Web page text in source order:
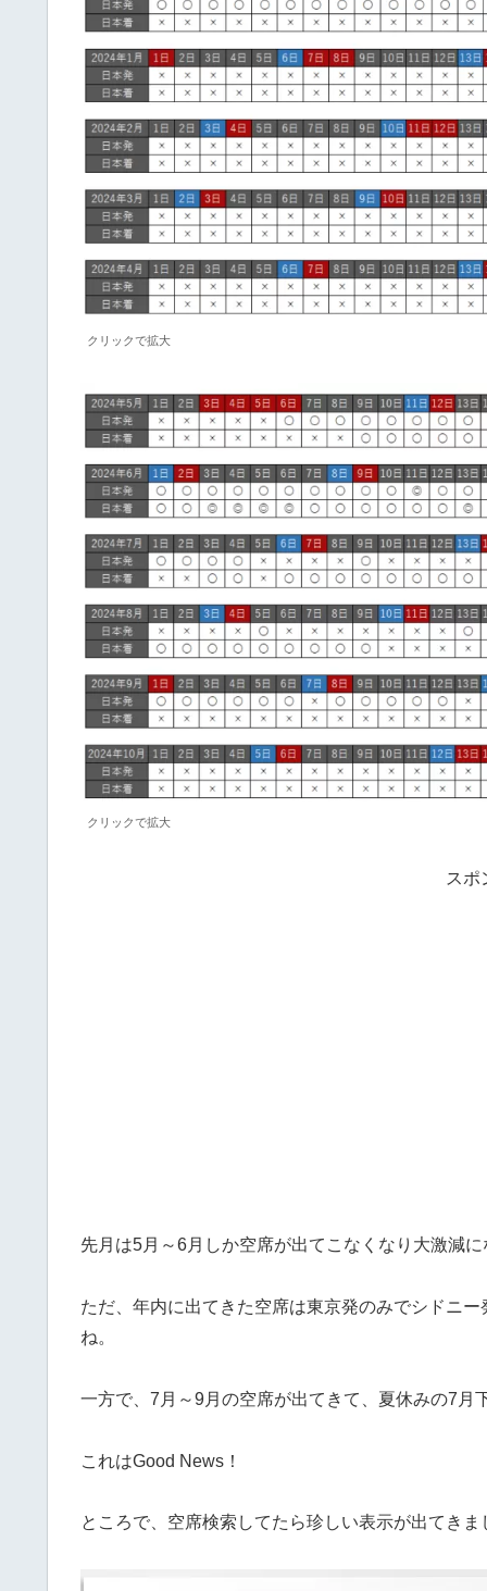
クリックで拡大
クリックで拡大
スポ
先月は5月～6月しか空席が出てこなくなり大激減
ただ、年内に出てきた空席は東京発のみでシドニ
ね。
一方で、7月～9月の空席が出てきて、夏休みの7
これはGood News！
ところで、空席検索してたら珍しい表示が出てきま